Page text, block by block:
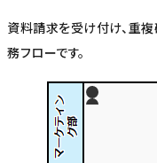
資料請求を受け付け、重
務フローです。